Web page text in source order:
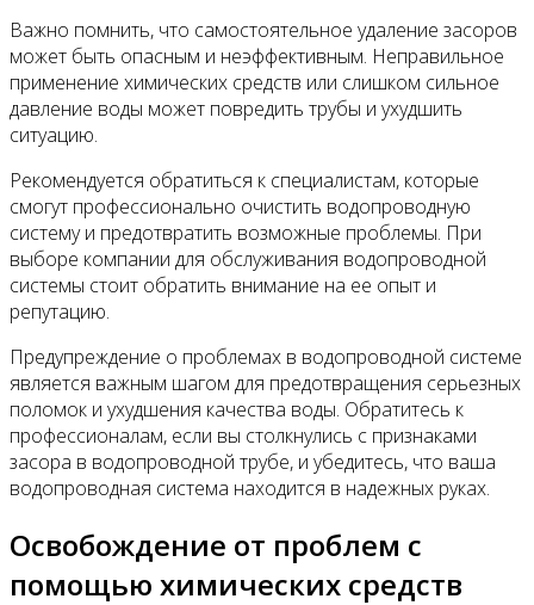
Важно помнить, что самостоятельное удаление засоров
может быть опасным и неэффективным. Неправильное
применение химических средств или слишком сильное
давление воды может повредить трубы и ухудшить
ситуацию.
Рекомендуется обратиться к специалистам, которые
смогут профессионально очистить водопроводную
систему и предотвратить возможные проблемы. При
выборе компании для обслуживания водопроводной
системы стоит обратить внимание на ее опыт и
репутацию.
Предупреждение о проблемах в водопроводной системе
является важным шагом для предотвращения серьезных
поломок и ухудшения качества воды. Обратитесь к
профессионалам, если вы столкнулись с признаками
засора в водопроводной трубе, и убедитесь, что ваша
водопроводная система находится в надежных руках.
Освобождение от проблем с
помощью химических средств